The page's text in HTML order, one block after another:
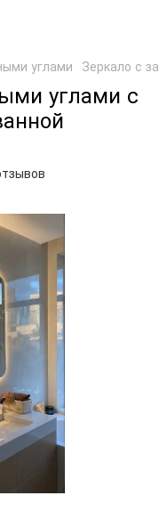
углами Зеркало с
углами с